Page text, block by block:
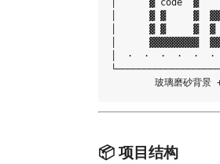
│      ▓ code  ▓
│      ▓ ▓     ▓
│      ▓ ▓     ▓  ▓
│      ▓▓▓▓▓▓▓▓▓
│  ·  ·  ·  ·  ·
📦 项目结构